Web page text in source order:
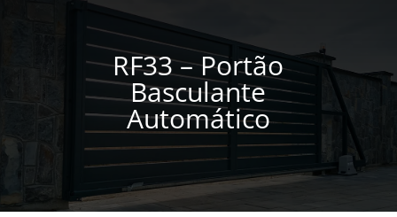
RF33 – Portão
Basculante
Automático